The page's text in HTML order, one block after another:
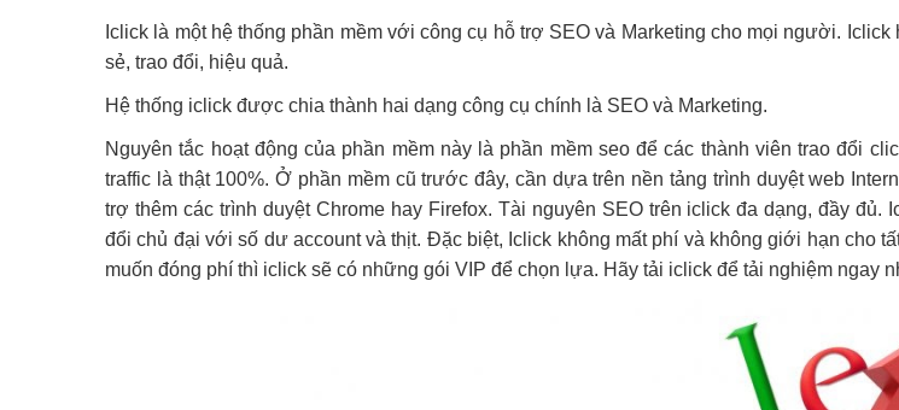
Iclick là một hệ thống phần mềm với công cụ hỗ trợ SEO và Marketing cho mọi người.
sẻ, trao đổi, hiệu quả.
Hệ thống iclick được chia thành hai dạng công cụ chính là SEO và Marketing.
Nguyên tắc hoạt động của phần mềm này là phần mềm seo để các thành viên trao đổi
traffic là thật 100%. Ở phần mềm cũ trước đây, cần dựa trên nền tảng trình duyệt web
trợ thêm các trình duyệt Chrome hay Firefox. Tài nguyên SEO trên iclick đa dạng, đầy đủ.
đổi chủ đại với số dư account và thịt. Đặc biệt, Iclick không mất phí và không giới hạn cho
muốn đóng phí thì iclick sẽ có những gói VIP để chọn lựa. Hãy tải iclick để tải nghiệm ngay